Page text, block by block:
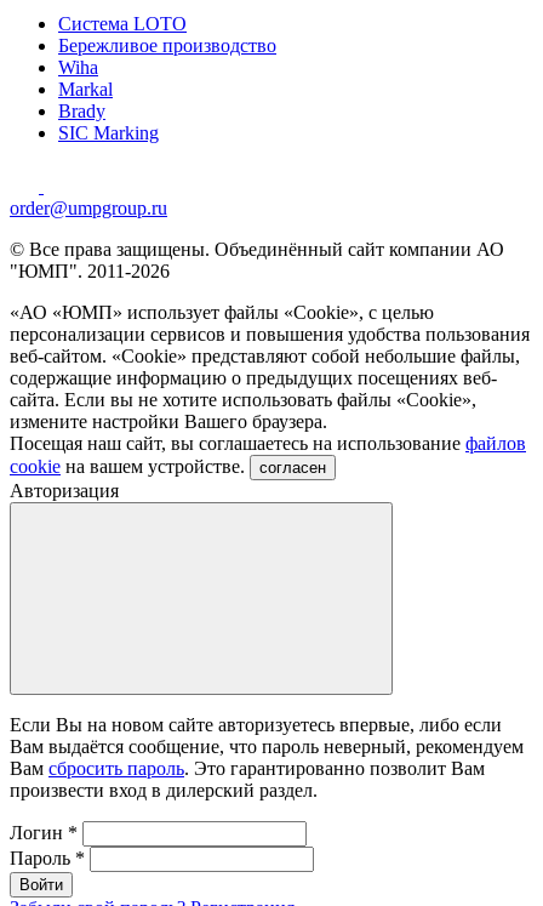
Система LOTO
Бережливое производство
Wiha
Markal
Brady
SIC Marking
order@umpgroup.ru
© Все права защищены. Объединённый сайт компании АО
"ЮМП". 2011-2026
«АО «ЮМП» использует файлы «Сookie», с целью
персонализации сервисов и повышения удобства пользования
веб-сайтом. «Cookie» представляют собой небольшие файлы,
содержащие информацию о предыдущих посещениях веб-
сайта. Если вы не хотите использовать файлы «Сookie»,
измените настройки Вашего браузера.
Посещая наш сайт, вы соглашаетесь на использование файлов
cookie на вашем устройстве. согласен
Авторизация
Если Вы на новом сайте авторизуетесь впервые, либо если
Вам выдаётся сообщение, что пароль неверный, рекомендуем
Вам сбросить пароль. Это гарантированно позволит Вам
произвести вход в дилерский раздел.
Логин *
Пароль *
Войти